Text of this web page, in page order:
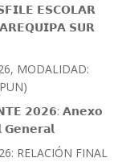
𝗘𝗦𝗖𝗢𝗟𝗔𝗥
𝗦𝗨𝗥
MODALIDAD:
𝟮𝟬𝟮𝟲: 𝗔𝗻𝗲𝘅𝗼
𝗚𝗲𝗻𝗲𝗿𝗮𝗹
RELACIÓN FINAL